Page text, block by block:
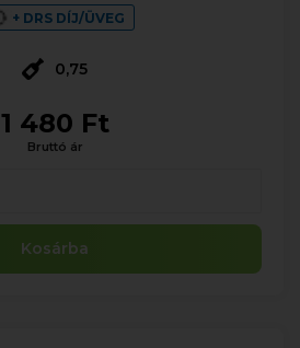
+ DRS DÍJ/ÜVEG
0,75
1 480 Ft
Bruttó ár
Kosárba